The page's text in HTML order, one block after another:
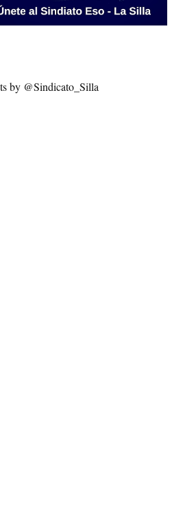
by @Sindicato_Silla